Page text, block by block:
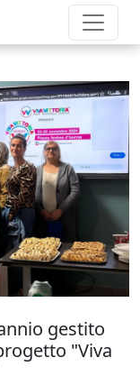
gestito
"Viva